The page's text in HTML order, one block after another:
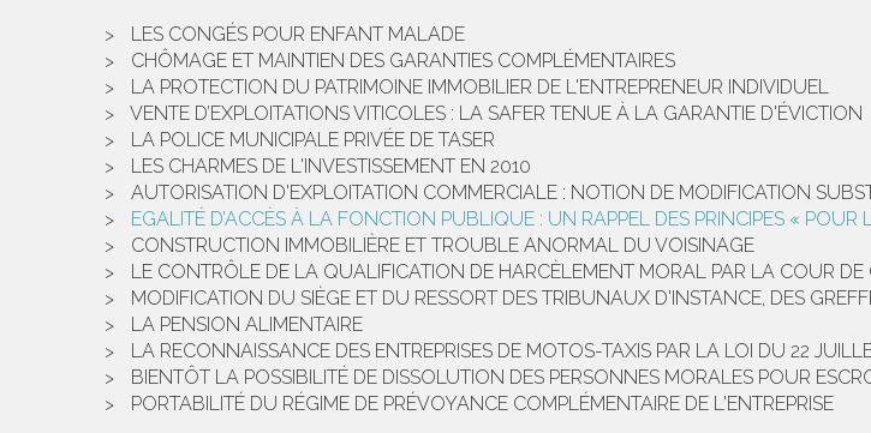
LES CONGÉS POUR ENFANT MALADE
CHÔMAGE ET MAINTIEN DES GARANTIES COMPLÉMENTAIRES
LA PROTECTION DU PATRIMOINE IMMOBILIER DE L'ENTREPRENEUR INDIVIDUEL
VENTE D’EXPLOITATIONS VITICOLES : LA SAFER TENUE À LA GARANTIE D'ÉVICTION
LA POLICE MUNICIPALE PRIVÉE DE TASER
LES CHARMES DE L'INVESTISSEMENT EN 2010
AUTORISATION D'EXPLOITATION COMMERCIALE : NOTION DE MODIFICATION
EGALITÉ D’ACCÈS À LA FONCTION PUBLIQUE : UN RAPPEL DES PRINCIPES « POUR
CONSTRUCTION IMMOBILIÈRE ET TROUBLE ANORMAL DU VOISINAGE
LE CONTRÔLE DE LA QUALIFICATION DE HARCÈLEMENT MORAL PAR LA COUR DE
MODIFICATION DU SIÈGE ET DU RESSORT DES TRIBUNAUX D'INSTANCE, DES
LA PENSION ALIMENTAIRE
LA RECONNAISSANCE DES ENTREPRISES DE MOTOS-TAXIS PAR LA LOI DU 22
BIENTÔT LA POSSIBILITÉ DE DISSOLUTION DES PERSONNES MORALES POUR
PORTABILITÉ DU RÉGIME DE PRÉVOYANCE COMPLÉMENTAIRE DE L'ENTREPRISE